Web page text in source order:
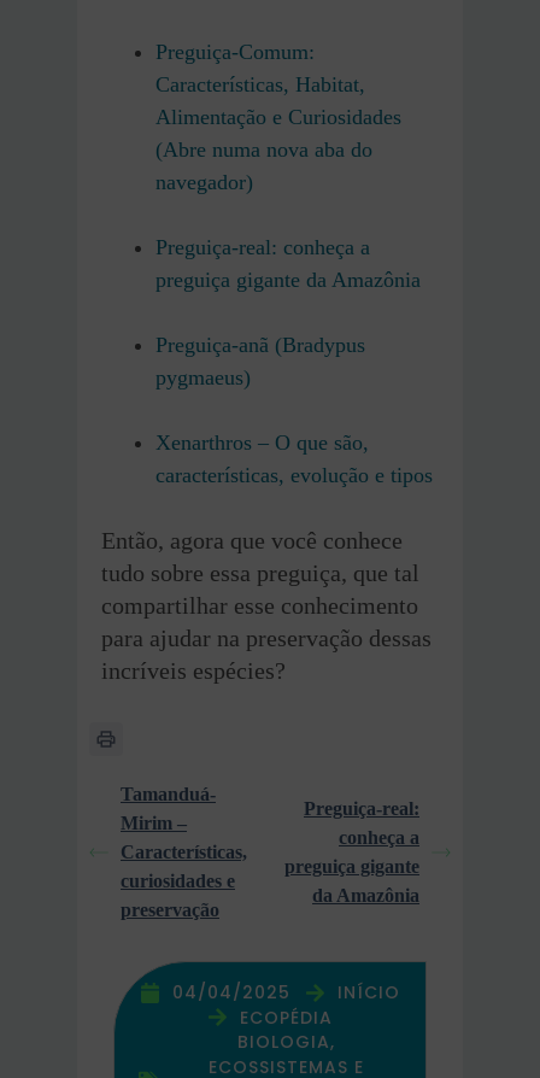
Preguiça-Comum:
Características, Habitat,
Alimentação e Curiosidades
(Abre numa nova aba do
navegador)
Preguiça-real: conheça a
preguiça gigante da Amazônia
Preguiça-anã (Bradypus
pygmaeus)
Xenarthros – O que são,
características, evolução e tipos
Então, agora que você conhece
tudo sobre essa preguiça, que tal
compartilhar esse conhecimento
para ajudar na preservação dessas
incríveis espécies?
Tamanduá-
Mirim –
Características,
curiosidades e
preservação
Preguiça-real:
conheça a
preguiça gigante
da Amazônia
04/04/2025
INÍCIO
ECOPÉDIA
BIOLOGIA,
ECOSSISTEMAS E